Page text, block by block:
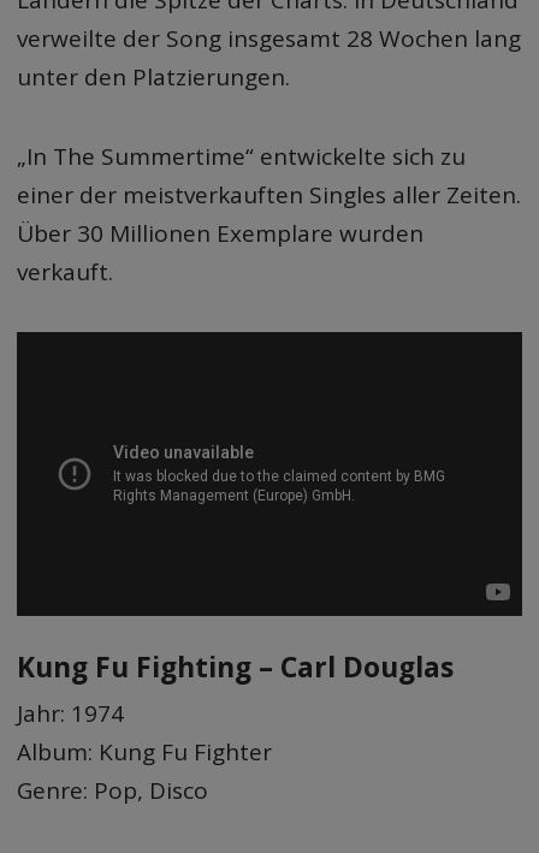
verweilte der Song insgesamt 28 Wochen lang
unter den Platzierungen.
„In The Summertime“ entwickelte sich zu
einer der meistverkauften Singles aller Zeiten.
Über 30 Millionen Exemplare wurden
verkauft.
Kung Fu Fighting – Carl Douglas
Jahr: 1974
Album: Kung Fu Fighter
Genre: Pop, Disco